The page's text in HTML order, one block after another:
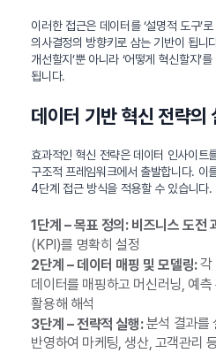
이러한 접근은 데이터를 ‘설명적 도구’
의사결정의 방향키로 삼는 기반이 됩니
개선할지’뿐 아니라 ‘어떻게 혁신할지’
됩니다.
데이터 기반 혁신 전략의
효과적인 혁신 전략은 데이터 인사이트
구조적 프레임워크에서 출발합니다. 이
4단계 접근 방식을 적용할 수 있습니다.
1단계 – 목표 정의: 비즈니스 도전
(KPI)를 명확히 설정
2단계 – 데이터 매핑 및 모델링:각
데이터를 매핑하고 머신러닝, 예
활용해 해석
3단계 – 전략적 실행:분석 결과를
반영하여 마케팅, 생산, 고객관리